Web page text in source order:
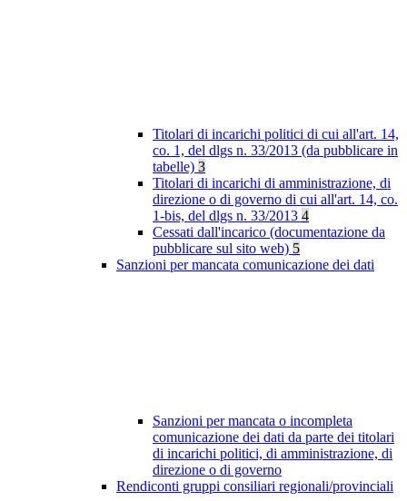
Titolari di incarichi politici di cui all'art. 14,
co. 1, del dlgs n. 33/2013 (da pubblicare in
tabelle) 3
Titolari di incarichi di amministrazione, di
direzione o di governo di cui all'art. 14, co.
1-bis, del dlgs n. 33/2013 4
Cessati dall'incarico (documentazione da
pubblicare sul sito web) 5
Sanzioni per mancata comunicazione dei dati
Sanzioni per mancata o incompleta
comunicazione dei dati da parte dei titolari
di incarichi politici, di amministrazione, di
direzione o di governo
Rendiconti gruppi consiliari regionali/provinciali